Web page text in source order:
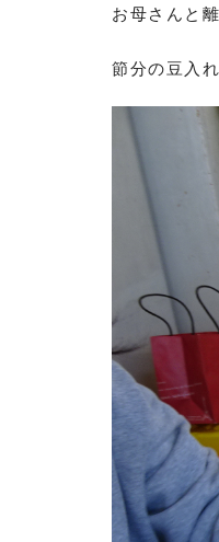
お母さんと
節分の豆入